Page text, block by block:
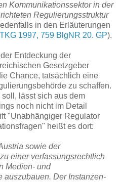
Kommunikationssektor in der
Regulierungsstruktur
in den Erläuterungen
1997, 759 BlgNR 20. GP).
Entdeckung der
Gesetzgeber
Chance, tatsächlich eine
zu schaffen.
lässt sich aus dem
noch nicht im Detail
"Unabhängiger Regulator
heißt es dort:
sowie der
einer verfassungsrechtlich
Medien- und
auszubauen. Der Instanzen-